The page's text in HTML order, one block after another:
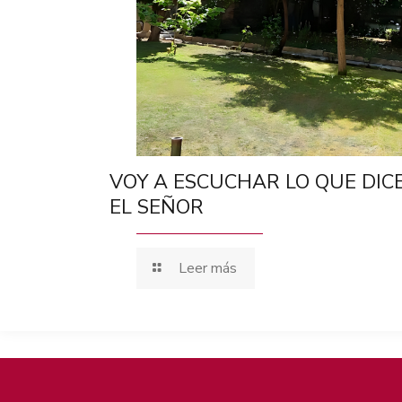
VOY A ESCUCHAR LO QUE
EL SEÑOR
Leer más